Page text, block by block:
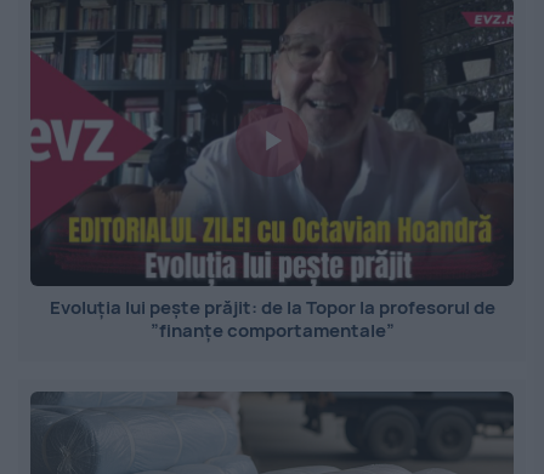
Evoluția lui pește prăjit: de la Topor la profesorul de
”finanțe comportamentale”